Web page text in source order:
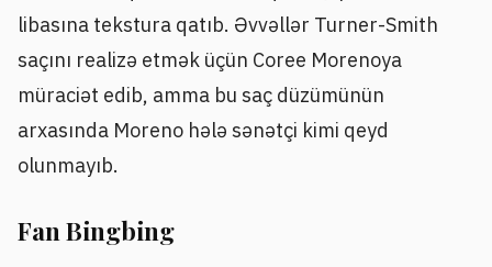
libasına tekstura qatıb. Əvvəllər Turner-Smith
saçını realizə etmək üçün Coree Morenoya
müraciət edib, amma bu saç düzümünün
arxasında Moreno hələ sənətçi kimi qeyd
olunmayıb.
Fan Bingbing